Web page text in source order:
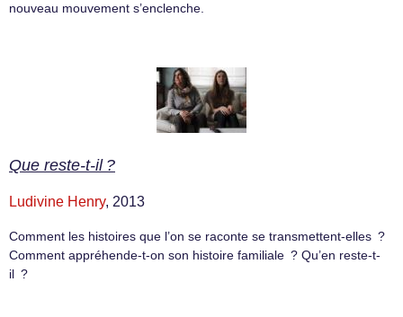
nouveau mouvement s’enclenche.
Que reste-t-il ?
Ludivine Henry, 2013
Comment les histoires que l’on se raconte se transmettent-elles ?
Comment appréhende-t-on son histoire familiale ? Qu’en reste-t-
il ?